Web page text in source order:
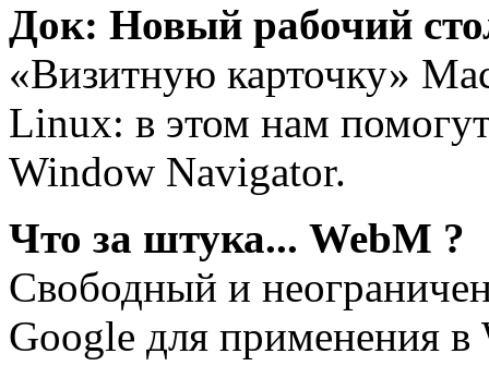
Док: Новый рабочий
«Визитную карточку»
Linux: в этом нам
Window Navigator.
Что за штука... WebM ?
Свободный и
Google для применения в